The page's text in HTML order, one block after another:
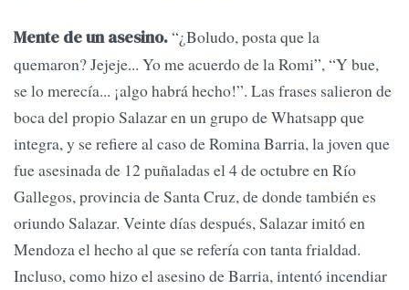
Mente de un asesino.“¿Boludo, posta que la
quemaron? Jejeje... Yo me acuerdo de la Romi”, “Y bue,
se lo merecía... ¡algo habrá hecho!”. Las frases salieron de
boca del propio Salazar en un grupo de Whatsapp que
integra, y se refiere al caso de Romina Barria, la joven que
fue asesinada de 12 puñaladas el 4 de octubre en Río
Gallegos, provincia de Santa Cruz, de donde también es
oriundo Salazar. Veinte días después, Salazar imitó en
Mendoza el hecho al que se refería con tanta frialdad.
Incluso, como hizo el asesino de Barria, intentó incendiar